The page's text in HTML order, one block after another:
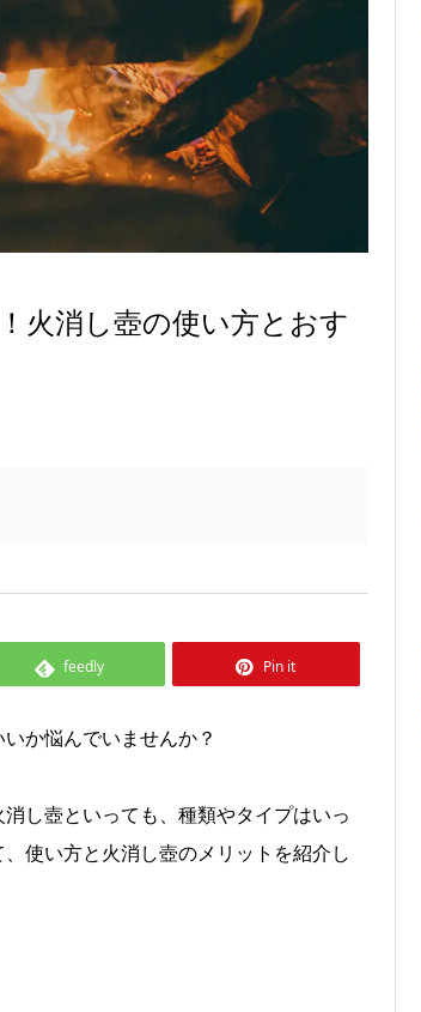
火消し壺の使い方とおす
feedly Pin it
か悩んでいませんか？
し壺といっても、種類やタイプはいっ
使い方と火消し壺のメリットを紹介し